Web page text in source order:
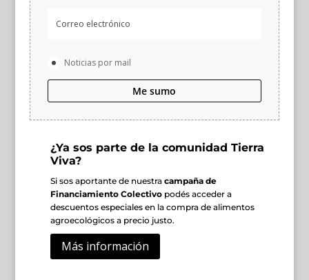
Noticias por mail
Me sumo
¿Ya sos parte de la comunidad Tierra
Viva?
Si sos aportante de nuestra campaña de
Financiamiento Colectivopodés acceder a
descuentos especiales en la compra de alimentos
agroecológicos a precio justo.
Más información